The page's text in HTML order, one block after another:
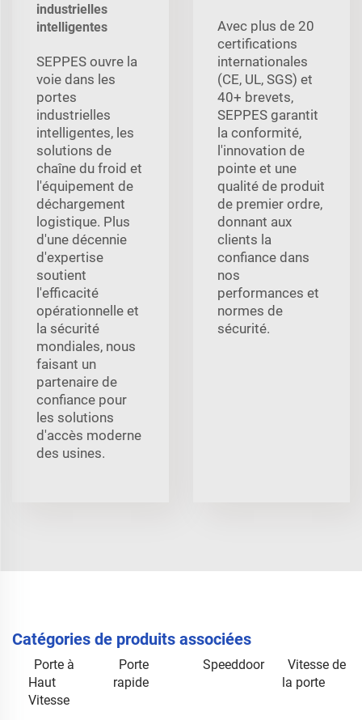
industrielles
intelligentes
SEPPES ouvre la
voie dans les
portes
industrielles
intelligentes, les
solutions de
chaîne du froid et
l'équipement de
déchargement
logistique. Plus
d'une décennie
d'expertise
soutient
l'efficacité
opérationnelle et
la sécurité
mondiales, nous
faisant un
partenaire de
confiance pour
les solutions
d'accès moderne
des usines.
Avec plus de 20
certifications
internationales
(CE, UL, SGS) et
40+ brevets,
SEPPES garantit
la conformité,
l'innovation de
pointe et une
qualité de produit
de premier ordre,
donnant aux
clients la
confiance dans
nos
performances et
normes de
sécurité.
Catégories de produits associées
Porte à
Haut
Vitesse
Porte
rapide
Speeddoor
Vitesse de
la porte